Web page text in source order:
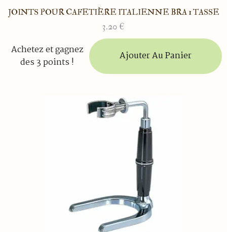
JOINTS POUR CAFETIÈRE ITALIENNE BRA 1 TASSE
3.20 €
Achetez et gagnez
des 3 points !
Ajouter Au Panier